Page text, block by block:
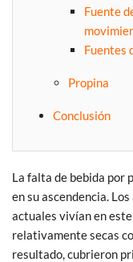
Fuente
Fuentes
Propina
Conclusión
La falta de bebida por
en su ascendencia.
actuales vivían en
relativamente secas
resultado, cubrieron